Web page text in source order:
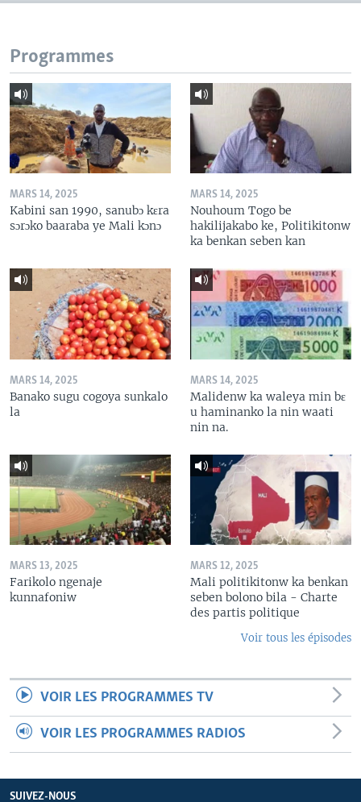
Programmes
MARS 14, 2025
Kabini san 1990, sanubɔ kɛra
sɔrɔko baaraba ye Mali kɔnɔ
MARS 14, 2025
Nouhoum Togo be
hakilijakabo ke, Politikitonw
ka benkan seben kan
MARS 14, 2025
Banako sugu cogoya sunkalo
la
MARS 14, 2025
Malidenw ka waleya min bɛ
u haminanko la nin waati
nin na.
MARS 13, 2025
Farikolo ngenaje
kunnafoniw
MARS 12, 2025
Mali politikitonw ka benkan
seben bolono bila - Charte
des partis politique
Voir tous les épisodes
VOIR LES PROGRAMMES TV
VOIR LES PROGRAMMES RADIOS
SUIVEZ-NOUS